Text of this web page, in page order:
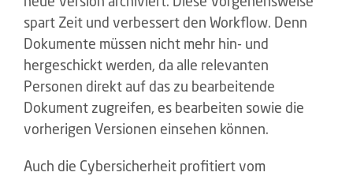
spart Zeit und verbessert den Workflow. Denn
Dokumente müssen nicht mehr hin- und
hergeschickt werden, da alle relevanten
Personen direkt auf das zu bearbeitende
Dokument zugreifen, es bearbeiten sowie die
vorherigen Versionen einsehen können.
Auch die Cybersicherheit profitiert vom